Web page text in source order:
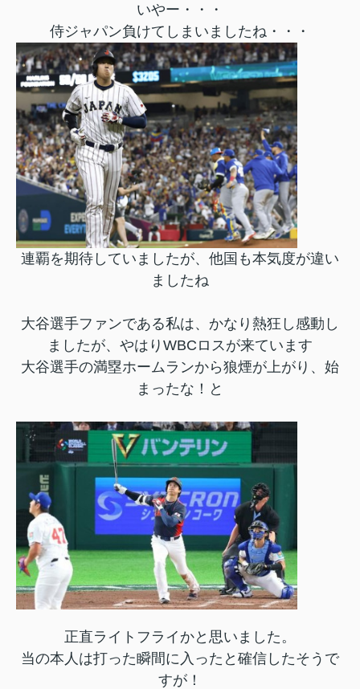
いやー・・・
侍ジャパン負けてしまいましたね・・・
連覇を期待していましたが、他国も本気度が違い
ましたね
大谷選手ファンである私は、かなり熱狂し感動し
ましたが、やはりWBCロスが来ています
大谷選手の満塁ホームランから狼煙が上がり、始
まったな！と
正直ライトフライかと思いました。
当の本人は打った瞬間に入ったと確信したそうで
すが！